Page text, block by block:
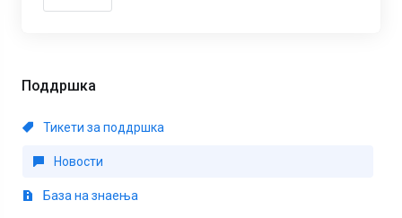
Поддршка
Тикети за поддршка
Новости
База на знаења